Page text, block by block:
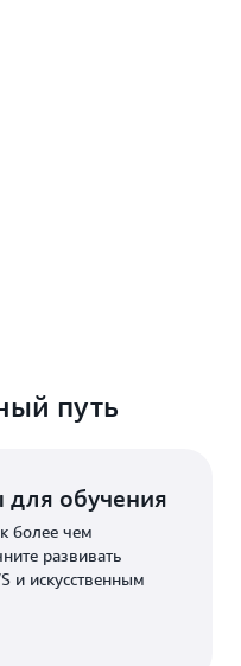
путь
для обучения
более чем
развивать
и искусственным